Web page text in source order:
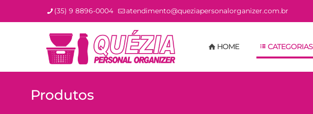
(35) 9 8896-0004 atendimento@queziapersonalorganizer.com.br
HOME CATEGORIAS
Produtos